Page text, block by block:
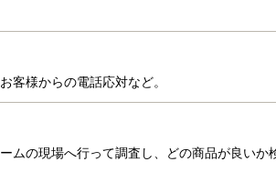
様からの電話応対など。
ムの現場へ行って調査し、どの商品が良いか